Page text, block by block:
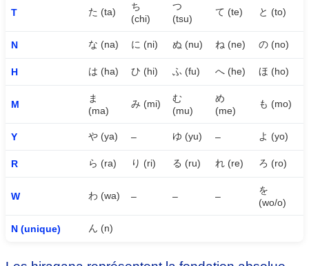
T た (ta)
ち
(chi)
つ
(tsu)
て (te) と (to)
N な (na) に (ni) ぬ (nu) ね (ne) の (no)
H は (ha) ひ (hi) ふ (fu) へ (he) ほ (ho)
M
ま
(ma)
み (mi)
む
(mu)
め
(me)
も (mo)
Y や (ya) – ゆ (yu) – よ (yo)
R ら (ra) り (ri) る (ru) れ (re) ろ (ro)
W わ (wa) – – –
を
(wo/o)
N (unique) ん (n)